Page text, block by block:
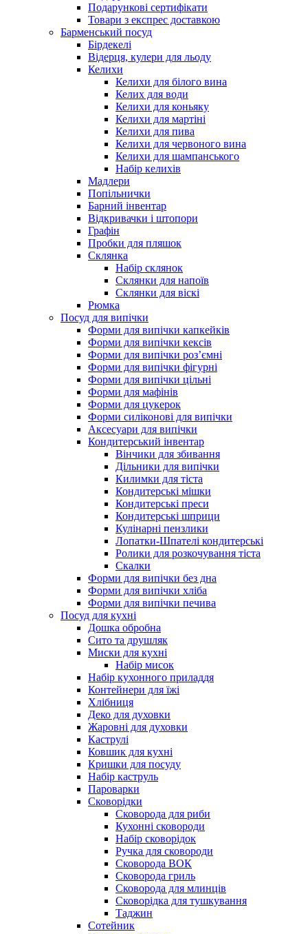
Подарункові сертифікати
Товари з експрес доставкою
Барменський посуд
Бірдекелі
Відерця, кулери для льоду
Келихи
Келихи для білого вина
Келих для води
Келихи для коньяку
Келихи для мартіні
Келихи для пива
Келихи для червоного вина
Келихи для шампанського
Набір келихів
Мадлери
Попільнички
Барний інвентар
Відкривачки і штопори
Графін
Пробки для пляшок
Склянка
Набір склянок
Склянки для напоїв
Склянки для віскі
Рюмка
Посуд для випічки
Форми для випічки капкейків
Форми для випічки кексів
Форми для випічки роз’ємні
Форми для випічки фігурні
Форми для випічки цільні
Форми для мафінів
Форми для цукерок
Форми силіконові для випічки
Аксесуари для випічки
Кондитерський інвентар
Вінчики для збивання
Дільники для випічки
Килимки для тіста
Кондитерські мішки
Кондитерські преси
Кондитерські шприци
Кулінарні пензлики
Лопатки-Шпателі кондитерські
Ролики для розкочування тіста
Скалки
Форми для випічки без дна
Форми для випічки хліба
Форми для випічки печива
Посуд для кухні
Дошка обробна
Сито та друшляк
Миски для кухні
Набір мисок
Набір кухонного приладдя
Контейнери для їжі
Хлібниця
Деко для духовки
Жаровні для духовки
Каструлі
Ковшик для кухні
Кришки для посуду
Набір каструль
Пароварки
Сковорідки
Сковорода для риби
Кухонні сковороди
Набір сковорідок
Ручка для сковороди
Сковорода ВОК
Сковорода гриль
Сковорода для млинців
Сковорідка для тушкування
Таджин
Сотейник